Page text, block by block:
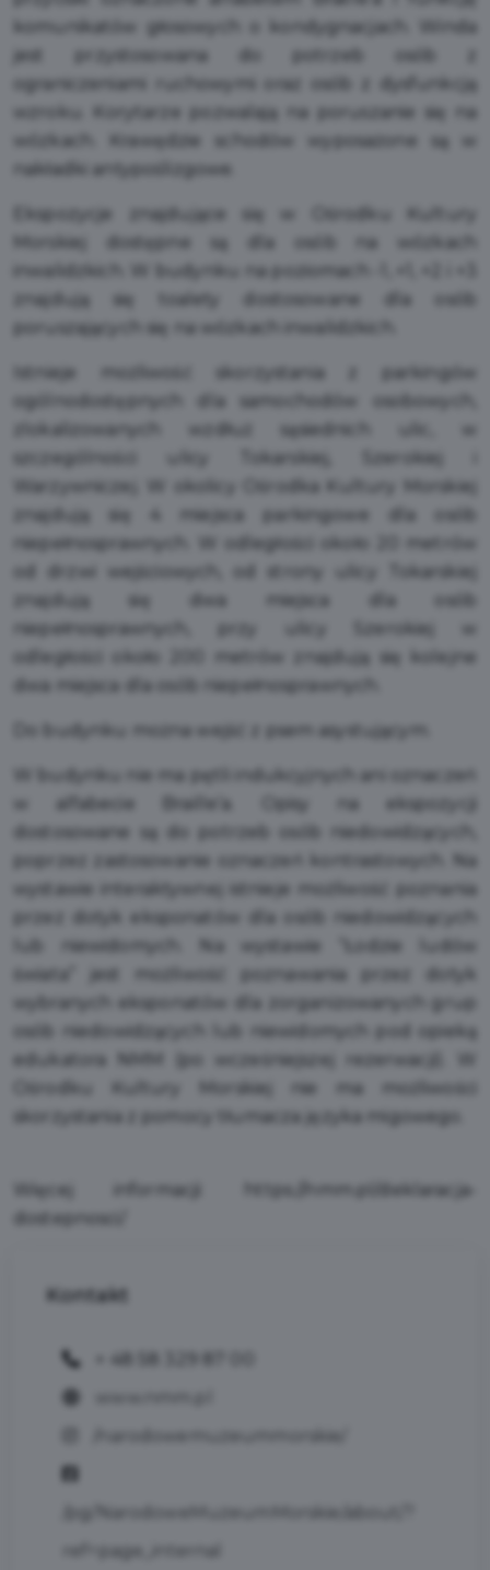
komunikatów głosowych o kondygnacjach. Winda
jest przystosowana do potrzeb osób z
ograniczeniami ruchowymi oraz osób z dysfunkcją
wzroku. Korytarze pozwalają na poruszanie się na
wózkach. Krawędzie schodów wyposażone są w
nakładki antypoślizgowe.
Ekspozycje znajdujące się w Ośrodku Kultury
Morskiej dostępne są dla osób na wózkach
inwalidzkich. W budynku na poziomach -1, +1, +2 i +3
znajdują się toalety dostosowane dla osób
poruszających się na wózkach inwalidzkich.
Istnieje możliwość skorzystania z parkingów
ogólnodostępnych dla samochodów osobowych,
zlokalizowanych wzdłuż sąsiednich ulic, w
szczególności ulicy Tokarskiej, Szerokiej i
Warzywniczej. W okolicy Ośrodka Kultury Morskiej
znajdują się 4 miejsca parkingowe dla osób
niepełnosprawnych. W odległości około 20 metrów
od drzwi wejściowych, od strony ulicy Tokarskiej
znajdują się dwa miejsca dla osób
niepełnosprawnych, przy ulicy Szerokiej w
odległości około 200 metrów znajdują się kolejne
dwa miejsca dla osób niepełnosprawnych.
Do budynku można wejść z psem asystującym.
W budynku nie ma pętli indukcyjnych ani oznaczeń
w alfabecie Braille’a. Opisy na ekspozycji
dostosowane są do potrzeb osób niedowidzących,
poprzez zastosowanie oznaczeń kontrastowych. Na
wystawie interaktywnej istnieje możliwość poznania
przez dotyk eksponatów dla osób niedowidzących
lub niewidomych. Na wystawie “Łodzie ludów
świata” jest możliwość poznawania przez dotyk
wybranych eksponatów dla zorganizowanych grup
osób niedowidzących lub niewidomych pod opieką
edukatora NMM (po wcześniejszej rezerwacji). W
Ośrodku Kultury Morskiej nie ma możliwości
skorzystania z pomocy tłumacza języka migowego.
Więcej informacji:
https://nmm.pl/deklaracja-
Kontakt